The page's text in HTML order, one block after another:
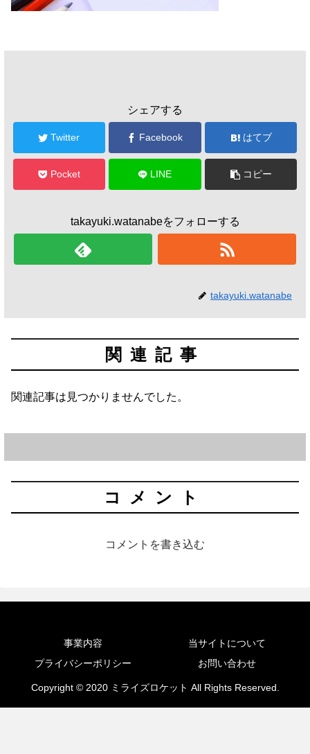
シェアする
Twitter Facebook はてブ
Pocket LINE コピー
takayuki.watanabeをフォローする
takayuki.watanabe
関連記事
関連記事は見つかりませんでした。
コメント
コメントを書き込む
事業内容
当サイトについて
プライバシーポリシー
お問い合わせ
Copyright © 2020 ミライズロケット All Rights Reserved.